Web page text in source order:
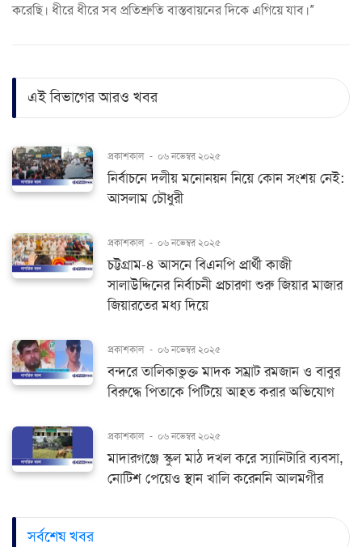
করেছি। ধীরে ধীরে সব প্রতিশ্রুতি বাস্তবায়নের দিকে এগিয়ে যাব।”
এই বিভাগের আরও খবর
প্রকাশকাল - ০৬ নভেম্বর ২০২৫
নির্বাচনে দলীয় মনোনয়ন নিয়ে কোন সংশয় নেই:
আসলাম চৌধুরী
প্রকাশকাল - ০৬ নভেম্বর ২০২৫
চট্টগ্রাম-৪ আসনে বিএনপি প্রার্থী কাজী
সালাউদ্দিনের নির্বাচনী প্রচারণা শুরু জিয়ার মাজার
জিয়ারতের মধ্য দিয়ে
প্রকাশকাল - ০৬ নভেম্বর ২০২৫
বন্দরে তালিকাভুক্ত মাদক সম্রাট রমজান ও বাবুর
বিরুদ্ধে পিতাকে পিটিয়ে আহত করার অভিযোগ
প্রকাশকাল - ০৬ নভেম্বর ২০২৫
মাদারগঞ্জে স্কুল মাঠ দখল করে স্যানিটারি ব্যবসা,
নোটিশ পেয়েও স্থান খালি করেননি আলমগীর
সর্বশেষ খবর